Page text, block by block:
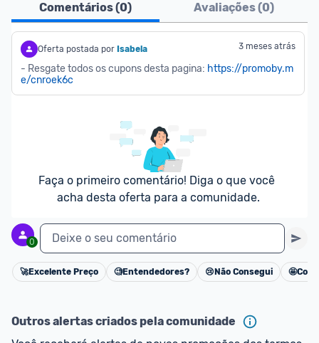
Para maior segurança da comunidade, somente
são aceitas ofertas de Lojas Oficiais
, ou seja,
vendedores que representam empresas validadas
pelo Shopee.
preços devem estar na média ou abaixo da média
dos últimos 3 meses, assim como promoções de
Comentários (0) Avaliações (0)
Oferta postada por Isabela 3 meses atrás
- Resgate todos os cupons desta pagina: https://promoby.m
e/cnroek6c
Faça o primeiro comentário! Diga o que você
acha desta oferta para a comunidade.
0 Deixe o seu comentário
Cancelar
🚀Excelente Preço 🧐Entendedores? 😢 Não Consegui 🤩
Outros alertas criados pela comunidade